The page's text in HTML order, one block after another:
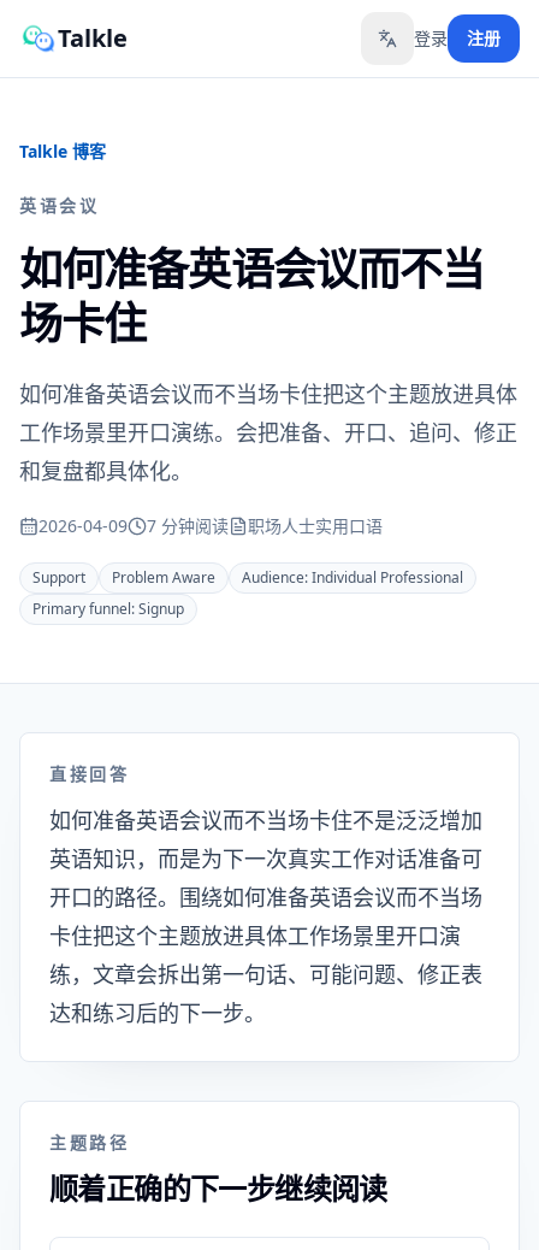
Talkle Toggle language
登录 注册
Talkle 博客
英语会议
如何准备英语会议而不当
场卡住
如何准备英语会议而不当场卡住把这个主题放进具体
工作场景里开口演练。会把准备、开口、追问、修正
和复盘都具体化。
2026-04-09 7 分钟阅读 职场人士实用口语
Support Problem Aware Audience:Individual Professional
Primary funnel:Signup
直接回答
如何准备英语会议而不当场卡住不是泛泛增加
英语知识，而是为下一次真实工作对话准备可
开口的路径。围绕如何准备英语会议而不当场
卡住把这个主题放进具体工作场景里开口演
练，文章会拆出第一句话、可能问题、修正表
达和练习后的下一步。
主题路径
顺着正确的下一步继续阅读